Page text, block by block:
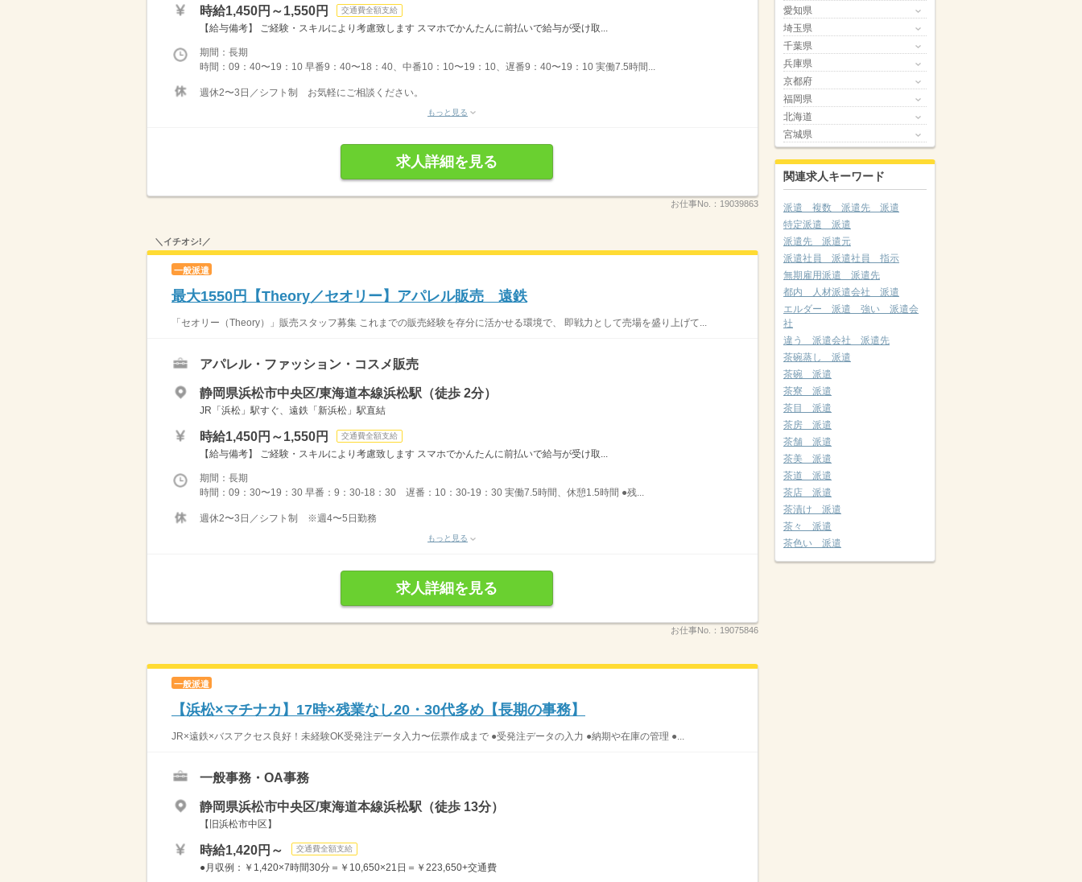
時給1,450円～1,550円 交通費全額支給
【給与備考】 ご経験・スキルにより考慮致します スマホでかんたんに前払いで給与が受け取...
期間：長期
時間：09：40〜19：10 早番9：40〜18：40、中番10：10〜19：10、遅番9：40〜19：10 実働7.5時間...
週休2〜3日／シフト制 お気軽にご相談ください。
もっと見る
求人詳細を見る
お仕事No.： 19039863
＼イチオシ!／
一般派遣
最大1550円【Theory／セオリー】アパレル販売 遠鉄
「セオリー（Theory）」販売スタッフ募集 これまでの販売経験を存分に活かせる環境で、 即戦力として売場を盛り上げて...
アパレル・ファッション・コスメ販売
静岡県浜松市中央区/東海道本線浜松駅（徒歩 2分）
JR「浜松」駅すぐ、遠鉄「新浜松」駅直結
時給1,450円～1,550円 交通費全額支給
【給与備考】 ご経験・スキルにより考慮致します スマホでかんたんに前払いで給与が受け取...
期間：長期
時間：09：30〜19：30 早番：9：30-18：30 遅番：10：30-19：30 実働7.5時間、休憩1.5時間 ●残...
週休2〜3日／シフト制 ※週4〜5日勤務
もっと見る
求人詳細を見る
お仕事No.： 19075846
一般派遣
【浜松×マチナカ】17時×残業なし20・30代多め【長期の事務】
JR×遠鉄×バスアクセス良好！未経験OK受発注データ入力〜伝票作成まで ●受発注データの入力 ●納期や在庫の管理 ●...
一般事務・OA事務
静岡県浜松市中央区/東海道本線浜松駅（徒歩 13分）
【旧浜松市中区】
時給1,420円～ 交通費全額支給
●月収例：￥1,420×7時間30分＝￥10,650×21日＝￥223,650+交通費
愛知県
埼玉県
千葉県
兵庫県
京都府
福岡県
北海道
宮城県
関連求人キーワード
派遣 複数 派遣先 派遣
特定派遣 派遣
派遣先 派遣元
派遣社員 派遣社員 指示
無期雇用派遣 派遣先
都内 人材派遣会社 派遣
エルダー 派遣 強い 派遣会
社
違う 派遣会社 派遣先
茶碗蒸し 派遣
茶碗 派遣
茶寮 派遣
茶目 派遣
茶房 派遣
茶舗 派遣
茶美 派遣
茶道 派遣
茶店 派遣
茶漬け 派遣
茶々 派遣
茶色い 派遣